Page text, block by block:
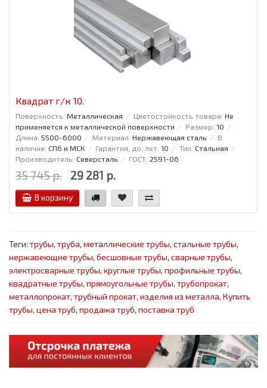
Квадрат г/к 10.
Поверхность: Металлическая Цветостойкость товара: Не
применяется к металлической поверхности
Размер: 10
Длина: 5500-6000 Материал: Нержавеющая сталь
В
наличие: СПб и МСК Гарантия, до, лет: 10 Тип: Стальная
Производитель: Северсталь ГОСТ: 2591-06
35 745 р. 29 281 р.
В корзину
Теги: трубы, труба, металлические трубы, стальные трубы,
нержавеющие трубы, бесшовные трубы, сварные трубы,
электросварные трубы, круглые трубы, профильные трубы,
квадратные трубы, прямоугольные трубы, трубопрокат,
металлопрокат, трубный прокат, изделия из металла, Купить
трубы, цена труб, продажа труб, поставка труб